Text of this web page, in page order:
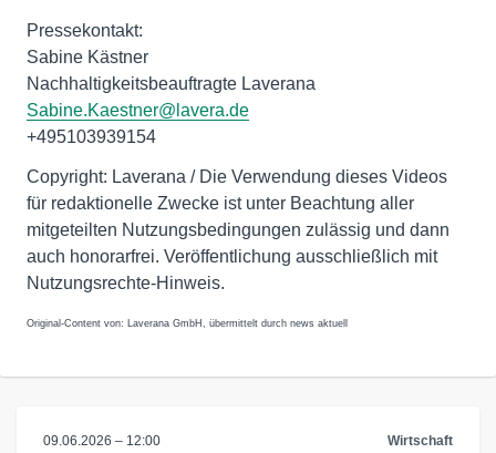
Pressekontakt:
Sabine Kästner
Nachhaltigkeitsbeauftragte Laverana
Sabine.Kaestner@lavera.de
+495103939154
Copyright: Laverana / Die Verwendung dieses Videos
für redaktionelle Zwecke ist unter Beachtung aller
mitgeteilten Nutzungsbedingungen zulässig und dann
auch honorarfrei. Veröffentlichung ausschließlich mit
Nutzungsrechte-Hinweis.
Original-Content von: Laverana GmbH, übermittelt durch news aktuell
09.06.2026 – 12:00 Wirtschaft